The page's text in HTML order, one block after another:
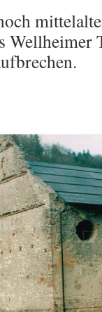
Wellheimer